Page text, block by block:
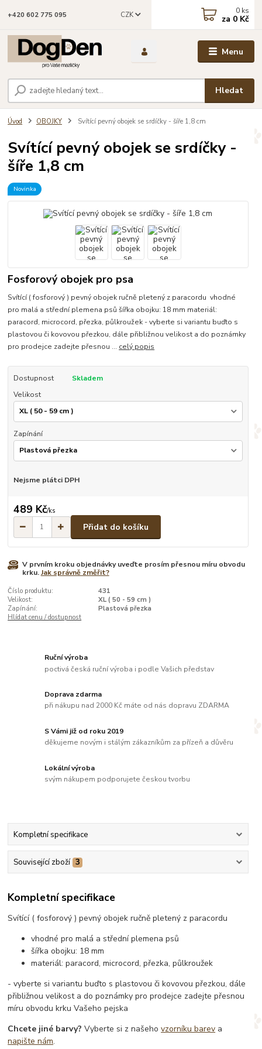
Menu
CZK
Hledat
+420 602 775 095 0 ks
za 0 Kč
Úvod OBOJKY Svítící pevný obojek se srdíčky - šíře 1,8 cm
Svítící pevný obojek se srdíčky -
šíře 1,8 cm
Novinka
Fosforový obojek pro psa
Svítící ( fosforový ) pevný obojek ručně pletený z paracordu vhodné
pro malá a střední plemena psů šířka obojku: 18 mm materiál:
paracord, microcord, přezka, půlkroužek - vyberte si variantu buďto s
plastovou či kovovou přezkou, dále přibližnou velikost a do poznámky
pro prodejce zadejte přesnou ... celý popis
Dostupnost
Skladem
Velikost
Zapínání
Nejsme plátci DPH
489 Kč/ks
Přidat do košíku
V prvním kroku objednávky uveďte prosím přesnou míru obvodu
krku.Jak správně změřit?
Číslo produktu:
431
Velikost:
XL ( 50 - 59 cm )
Zapínání:
Plastová přezka
Hlídat cenu / dostupnost
Ruční výroba
poctivá česká ruční výroba i podle Vašich představ
Doprava zdarma
při nákupu nad 2000 Kč máte od nás dopravu ZDARMA
S Vámi již od roku 2019
děkujeme novým i stálým zákazníkům za přízeň a důvěru
Lokální výroba
svým nákupem podporujete českou tvorbu
Kompletní specifikace
Související zboží 3
Kompletní specifikace
Svítící ( fosforový ) pevný obojek ručně pletený z paracordu
vhodné pro malá a střední plemena psů
šířka obojku: 18 mm
materiál: paracord, microcord, přezka, půlkroužek
- vyberte si variantu buďto s plastovou či kovovou přezkou, dále
přibližnou velikost a do poznámky pro prodejce zadejte přesnou
míru obvodu krku Vašeho pejska
Chcete jiné barvy? Vyberte si z našehovzorníku barev a
napište nám.